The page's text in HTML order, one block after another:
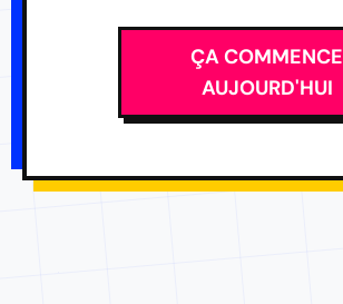
ÇA COMMENCE
AUJOURD'HUI